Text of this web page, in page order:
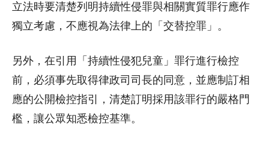
立法時要清楚列明持續性侵罪與相關實質罪行應作
獨立考慮，不應視為法律上的「交替控罪」。
另外，在引用「持續性侵犯兒童」罪行進行檢控
前，必須事先取得律政司司長的同意，並應制訂相
應的公開檢控指引，清楚訂明採用該罪行的嚴格門
檻，讓公眾知悉檢控基準。